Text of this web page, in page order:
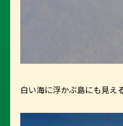
白い海に浮かぶ島にも見え